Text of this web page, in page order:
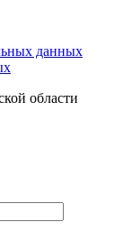
данных
области